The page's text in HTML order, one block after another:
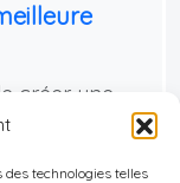
technologies telles
créer une
choisir ?
naviguer